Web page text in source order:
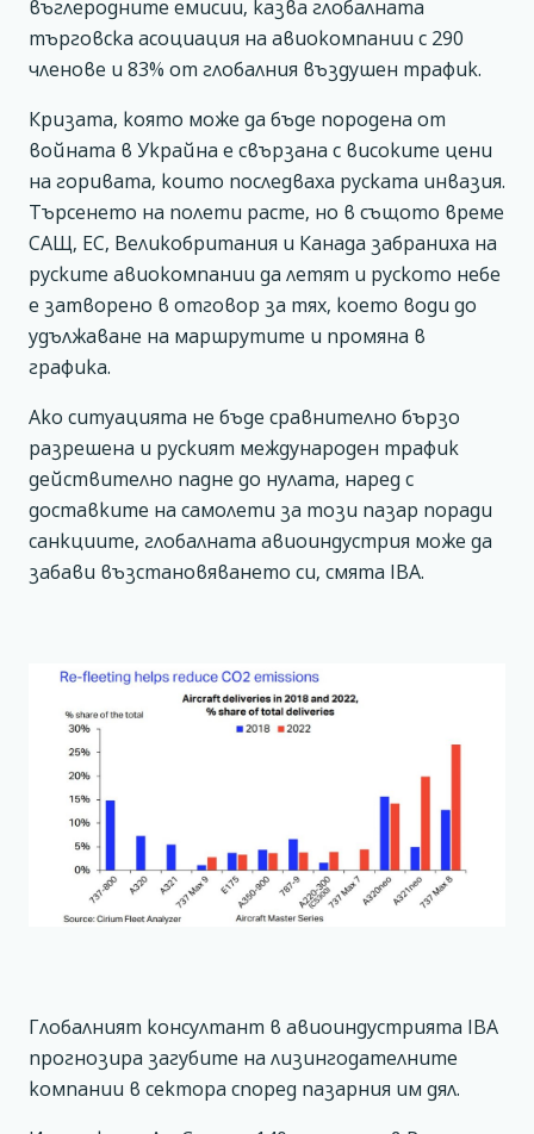
въглеродните емисии, казва глобалната
търговска асоциация на авиокомпании с 290
членове и 83% от глобалния въздушен трафик.
Кризата, която може да бъде породена от
войната в Украйна е свързана с високите цени
на горивата, които последваха руската инвазия.
Търсенето на полети расте, но в същото време
САЩ, ЕС, Великобритания и Канада забраниха на
руските авиокомпании да летят и руското небе
е затворено в отговор за тях, което води до
удължаване на маршрутите и промяна в
графика.
Ако ситуацията не бъде сравнително бързо
разрешена и руският международен трафик
действително падне до нулата, наред с
доставките на самолети за този пазар поради
санкциите, глобалната авиоиндустрия може да
забави възстановяването си, смята IBA.
Глобалният консултант в авиоиндустрията IBA
прогнозира загубите на лизингодателните
компании в сектора според пазарния им дял.